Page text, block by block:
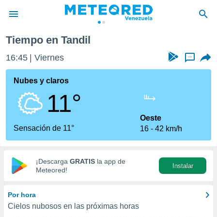
de
ha
calidad.
a este
las
y
digital
basada
Tiempo en Tandil
16:45 Viernes ...
Nubes y claros
11°
Sensación de 11°
Oeste
16
42 km/h
¡Descarga GRATIS la app de
Meteored!
Instalar
Por hora
Cielos nubosos en las próximas horas